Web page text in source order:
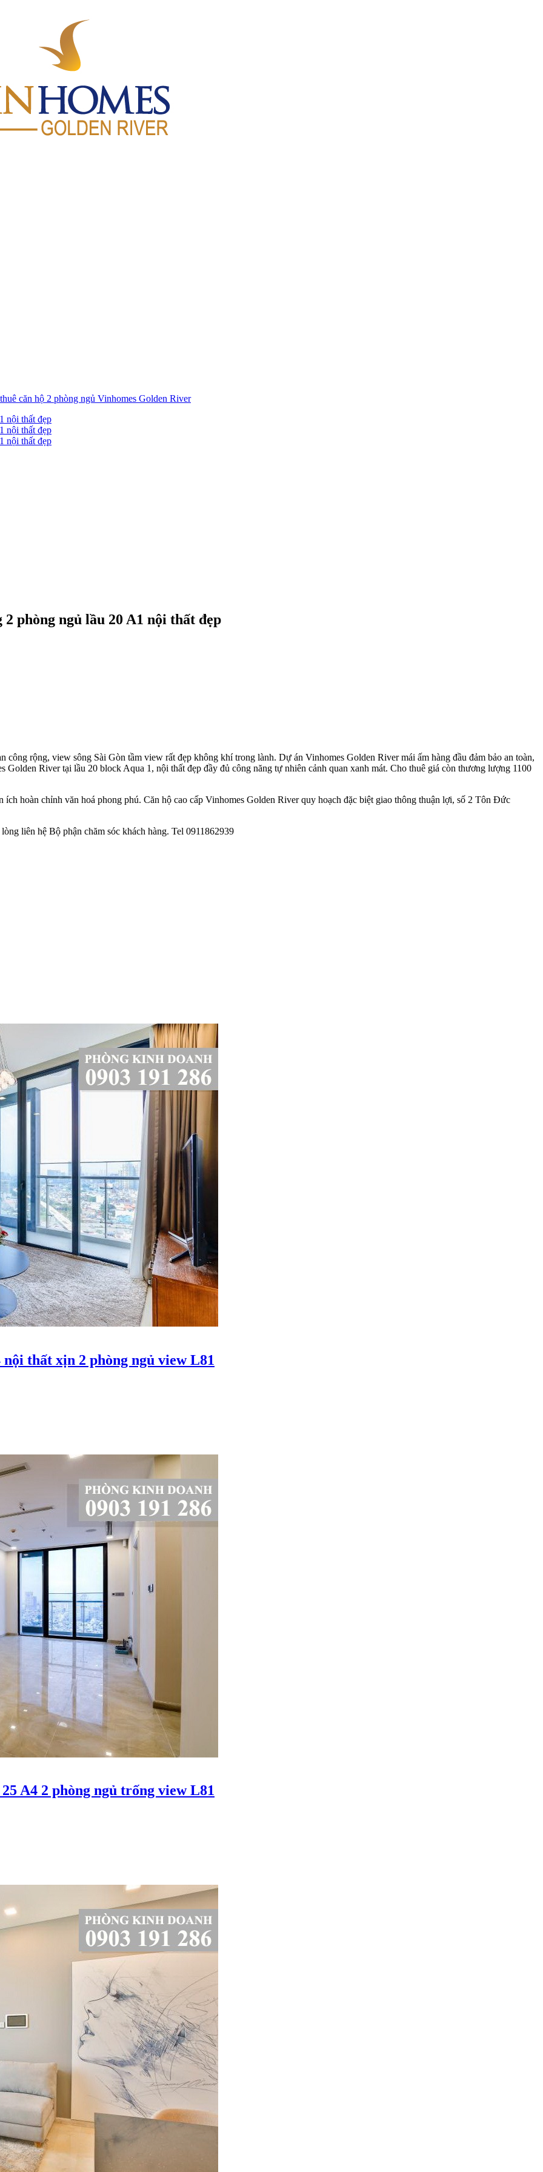
căn hộ 2 phòng ngủ Vinhomes Golden River
phòng ngủ lầu 20 A1 nội thất đẹp
rộng, view sông Sài Gòn tầm view rất đẹp không khí trong lành. Dự án Vinhomes Golden River mái ấm hàng đầu đảm bảo an toàn,
River tại lầu 20 block Aqua 1, nội thất đẹp đầy đủ công năng tự nhiên cảnh quan xanh mát. Cho thuê giá còn thương lượng 1100
hoàn chỉnh văn hoá phong phú. Căn hộ cao cấp Vinhomes Golden River quy hoạch đặc biệt giao thông thuận lợi, số 2 Tôn Đức
liên hệ Bộ phận chăm sóc khách hàng. Tel 0911862939
thất xịn 2 phòng ngủ view L81
A4 2 phòng ngủ trống view L81